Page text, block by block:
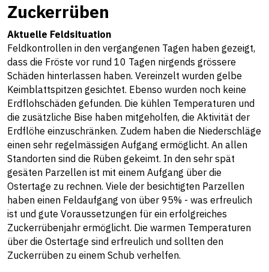
Zuckerrüben
Aktuelle Feldsituation
Feldkontrollen in den vergangenen Tagen haben gezeigt,
dass die Fröste vor rund 10 Tagen nirgends grössere
Schäden hinterlassen haben. Vereinzelt wurden gelbe
Keimblattspitzen gesichtet. Ebenso wurden noch keine
Erdflohschäden gefunden. Die kühlen Temperaturen und
die zusätzliche Bise haben mitgeholfen, die Aktivität der
Erdflöhe einzuschränken. Zudem haben die Niederschläge
einen sehr regelmässigen Aufgang ermöglicht. An allen
Standorten sind die Rüben gekeimt. In den sehr spät
gesäten Parzellen ist mit einem Aufgang über die
Ostertage zu rechnen. Viele der besichtigten Parzellen
haben einen Feldaufgang von über 95% - was erfreulich
ist und gute Voraussetzungen für ein erfolgreiches
Zuckerrübenjahr ermöglicht. Die warmen Temperaturen
über die Ostertage sind erfreulich und sollten den
Zuckerrüben zu einem Schub verhelfen.